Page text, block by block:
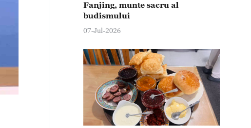
Fanjing, munte sacru al
budismului
07-Jul-2026